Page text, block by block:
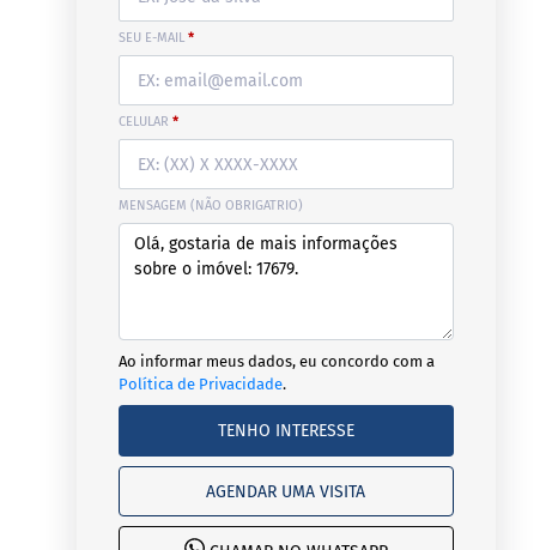
SEU E-MAIL *
CELULAR *
MENSAGEM (NÃO OBRIGATRIO)
Ao informar meus dados, eu concordo com a
Política de Privacidade.
TENHO INTERESSE
AGENDAR UMA VISITA